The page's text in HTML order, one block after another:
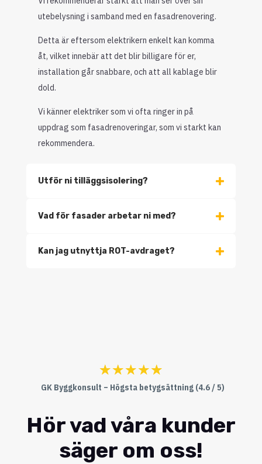
utebelysning i samband med en fasadrenovering.
Detta är eftersom elektrikern enkelt kan komma
åt, vilket innebär att det blir billigare för er,
installation går snabbare, och att all kablage blir
dold.
Vi känner elektriker som vi ofta ringer in på
uppdrag som fasadrenoveringar, som vi starkt kan
rekommendera.
Utför ni tilläggsisolering?
Vad för fasader arbetar ni med?
Kan jag utnyttja ROT-avdraget?
☆☆☆☆☆
GK Byggkonsult – Högsta betygsättning (4.6 / 5)
Hör vad våra kunder
säger om oss!